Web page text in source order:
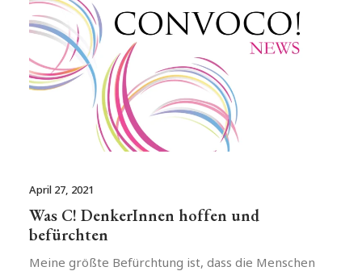
April 27, 2021
Was C! DenkerInnen hoffen und
befürchten
Meine größte Befürchtung ist, dass die Menschen